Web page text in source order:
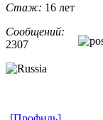
Стаж: 16 лет
Сообщений:
2307